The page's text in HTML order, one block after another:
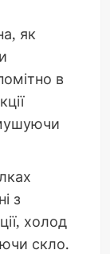
як
в
з
холод
скло.